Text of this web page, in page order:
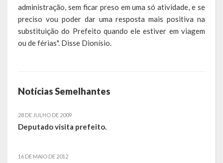
A História da Comunidade Evangélica de Linha Glória
A História da Comunidade Católica São José de Linha Ojeriza
Hospedagem
Calendário de Eventos
Galeria de Vereadores
administração, sem ficar preso em uma só atividade, e se
preciso vou poder dar uma resposta mais positiva na
substituição do Prefeito quando ele estiver em viagem
ou de férias". Disse Dionísio.
Notícias Semelhantes
28 DE JULHO DE 2009
Deputado visita prefeito.
16 DE MAIO DE 2012